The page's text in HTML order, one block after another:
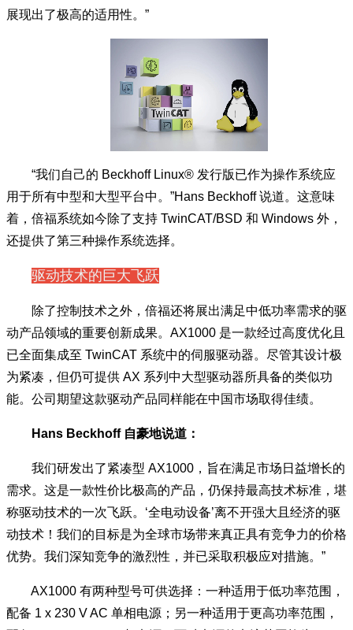
展现出了极高的适用性。”
“我们自己的 Beckhoff Linux® 发行版已作为操作系统应
用于所有中型和大型平台中。”Hans Beckhoff 说道。这意味
着，倍福系统如今除了支持 TwinCAT/BSD 和 Windows 外，
还提供了第三种操作系统选择。
驱动技术的巨大飞跃
除了控制技术之外，倍福还将展出满足中低功率需求的驱
动产品领域的重要创新成果。AX1000 是一款经过高度优化且
已全面集成至 TwinCAT 系统中的伺服驱动器。尽管其设计极
为紧凑，但仍可提供 AX 系列中大型驱动器所具备的类似功
能。公司期望这款驱动产品同样能在中国市场取得佳绩。
Hans Beckhoff 自豪地说道：
我们研发出了紧凑型 AX1000，旨在满足市场日益增长的
需求。这是一款性价比极高的产品，仍保持最高技术标准，堪
称驱动技术的一次飞跃。‘全电动设备’离不开强大且经济的驱
动技术！我们的目标是为全球市场带来真正具有竞争力的价格
优势。我们深知竞争的激烈性，并已采取积极应对措施。”
AX1000 有两种型号可供选择：一种适用于低功率范围，
配备 1 x 230 V AC 单相电源；另一种适用于更高功率范围，